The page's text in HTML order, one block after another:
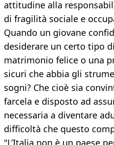
attitudine alla
di fragilità sociale e
Quando un giovane
desiderare un certo tipo
matrimonio felice o una
sicuri che abbia gli
sogni? Che cioè sia
farcela e disposto ad
necessaria a diventare
difficoltà che questo
"L’Italia non è un paese